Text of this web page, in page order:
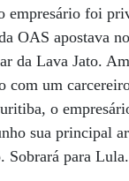
empresário foi
OAS apostava
da Lava Jato.
com um
o
sua principal
Sobrará para Lula.